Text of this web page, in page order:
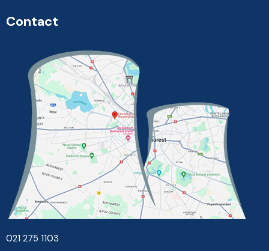
Contact
021 275 1103